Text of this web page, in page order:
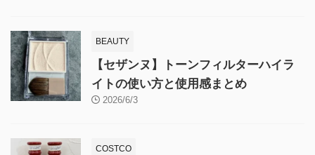
BEAUTY
【セザンヌ】トーンフィルターハイラ
イトの使い方と使用感まとめ
2026/6/3
COSTCO